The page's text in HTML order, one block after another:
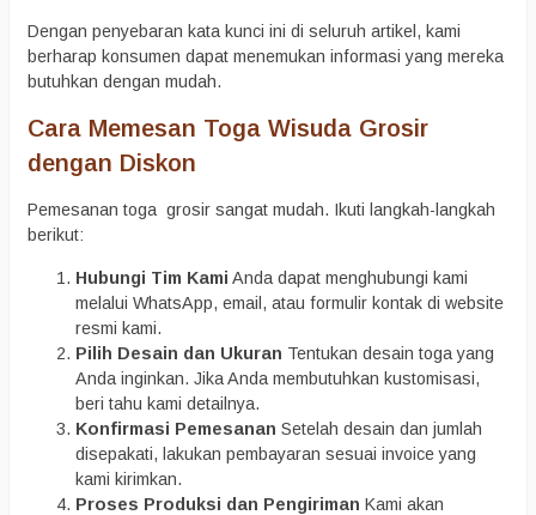
Dengan penyebaran kata kunci ini di seluruh artikel, kami
berharap konsumen dapat menemukan informasi yang mereka
butuhkan dengan mudah.
Cara Memesan Toga Wisuda Grosir
dengan Diskon
Pemesanan toga grosir sangat mudah. Ikuti langkah-langkah
berikut:
Hubungi Tim Kami Anda dapat menghubungi kami
melalui WhatsApp, email, atau formulir kontak di website
resmi kami.
Pilih Desain dan Ukuran Tentukan desain toga yang
Anda inginkan. Jika Anda membutuhkan kustomisasi,
beri tahu kami detailnya.
Konfirmasi Pemesanan Setelah desain dan jumlah
disepakati, lakukan pembayaran sesuai invoice yang
kami kirimkan.
Proses Produksi dan Pengiriman Kami akan